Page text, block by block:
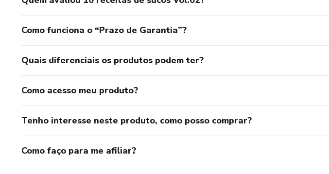
Como funciona o “Prazo de Garantia”?
Quais diferenciais os produtos podem ter?
Como acesso meu produto?
Tenho interesse neste produto, como posso comprar?
Como faço para me afiliar?